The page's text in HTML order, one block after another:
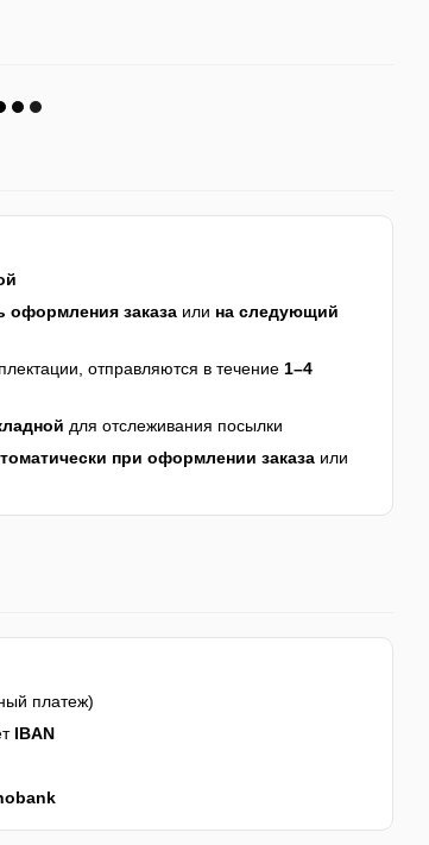
оформления заказа или на следующий
отправляются в течение 1–4
для отслеживания посылки
при оформлении заказа или
платеж)
IBAN